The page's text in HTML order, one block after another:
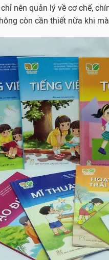
nên quản lý về cơ chế,
còn cần thiết nữa khi